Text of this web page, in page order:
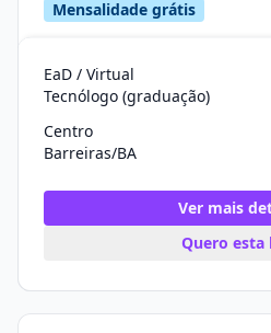
Mensalidade grátis
EaD / Virtual
Tecnólogo (graduação)
Centro
Barreiras/BA
Ver mais
Quero esta